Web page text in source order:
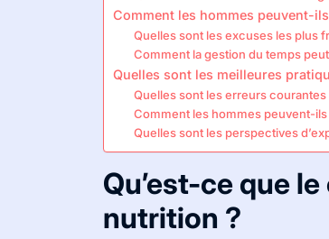
Comment les hommes peuvent-
Quelles sont les excuses les plus
Comment la gestion du temps
Quelles sont les meilleures
Quelles sont les erreurs
Comment les hommes peuvent-
Quelles sont les perspectives
Qu’est-ce que
nutrition ?